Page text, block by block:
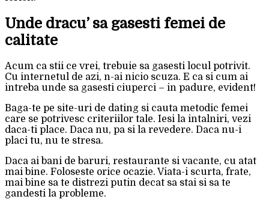
Unde dracu’ sa gasesti femei de
calitate
Acum ca stii ce vrei, trebuie sa gasesti locul potrivit.
Cu internetul de azi, n-ai nicio scuza. E ca si cum ai
intreba unde sa gasesti ciuperci – in padure, evident!
Baga-te pe site-uri de dating si cauta metodic femei
care se potrivesc criteriilor tale. Iesi la intalniri, vezi
daca-ti place. Daca nu, pa si la revedere. Daca nu-i
placi tu, nu te stresa.
Daca ai bani de baruri, restaurante si vacante, cu atat
mai bine. Foloseste orice ocazie. Viata-i scurta, frate,
mai bine sa te distrezi putin decat sa stai si sa te
gandesti la probleme.